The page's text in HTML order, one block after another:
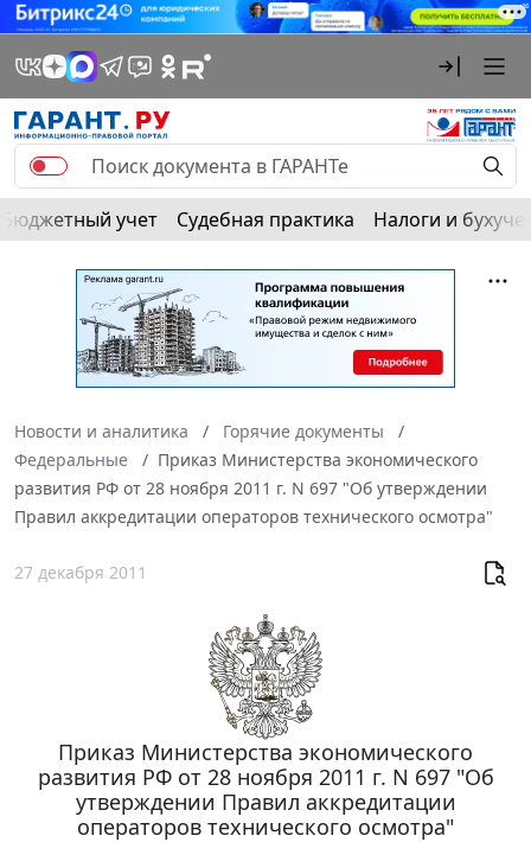
Бюджетный учет Судебная практика Налоги и
Новости и аналитика
Горячие документы
Федеральные
Приказ Министерства экономического
развития РФ от 28 ноября 2011 г. N 697 "Об утверждении
Правил аккредитации операторов технического осмотра"
27 декабря 2011
Приказ Министерства экономического
развития РФ от 28 ноября 2011 г. N 697 "Об
утверждении Правил аккредитации
операторов технического осмотра"